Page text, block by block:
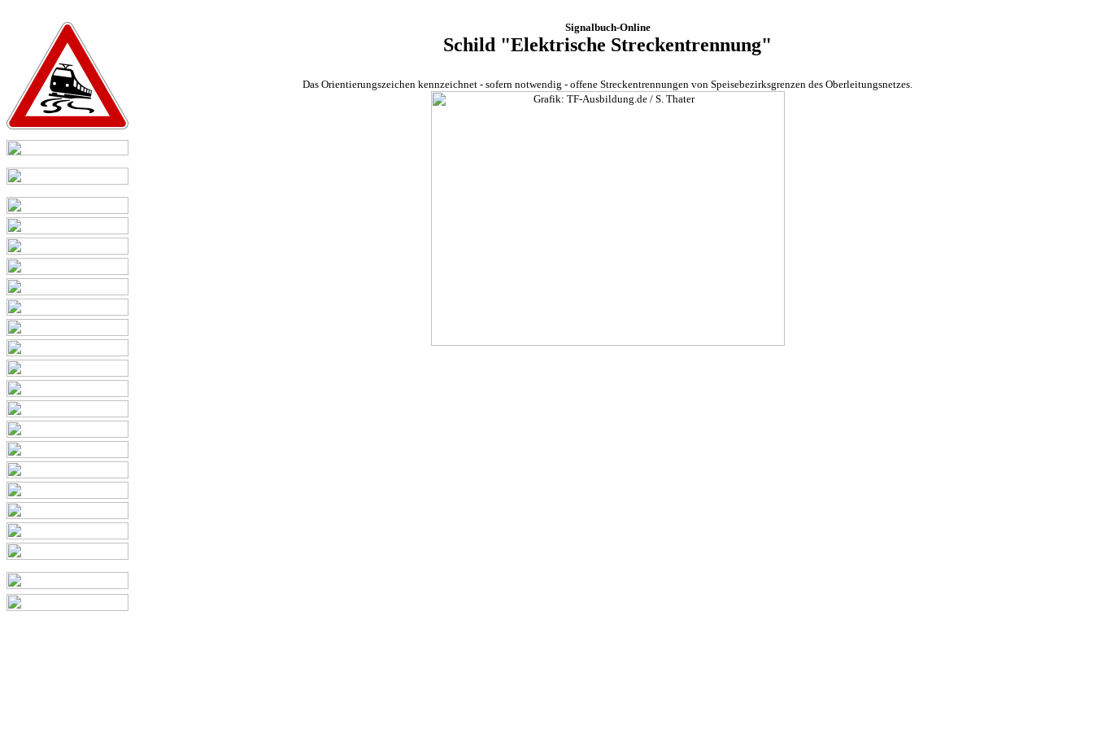
Signalbuch-Online
Schild "Elektrische Streckentrennung"
Das Orientierungszeichen kennzeichnet - sofern notwendig - offene Streckentrennungen von Speisebezirksgrenzen des Oberleitungsnetzes.